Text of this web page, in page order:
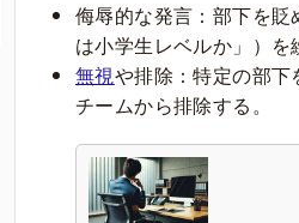
侮辱的な発言：部下を
は小学生レベルか」）を
無視や排除：特定の部
チームから排除する。